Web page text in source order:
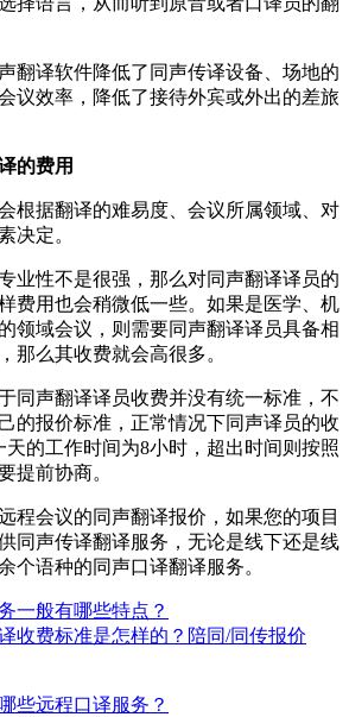
译软件降低了同声传译设备、场地的
议效率，降低了接待外宾或外出的差旅
的费用
据翻译的难易度、会议所属领域、对
决定。
性不是很强，那么对同声翻译译员的
费用也会稍微低一些。如果是医学、机
领域会议，则需要同声翻译译员具备相
那么其收费就会高很多。
声翻译译员收费并没有统一标准，不
的报价标准，正常情况下同声译员的收
天的工作时间为8小时，超出时间则按照
提前协商。
会议的同声翻译报价，如果您的项目
同声传译翻译服务，无论是线下还是线
个语种的同声口译翻译服务。
一般有哪些特点？
收费标准是怎样的？陪同/同传报价
些远程口译服务？